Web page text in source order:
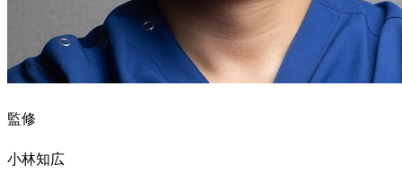
監修
小林知広